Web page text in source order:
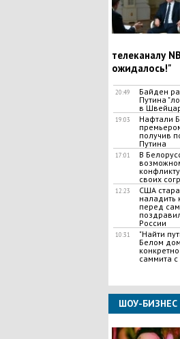
телеканалу
ожидалось!"
20:49
Байден
Путина
в
19:03
Нафтали
получив
Путина
17:01
В
своих
12:23
США
наладить
перед
России
10:31
"Найти
Белом
саммита
ШОУ-БИЗНЕС